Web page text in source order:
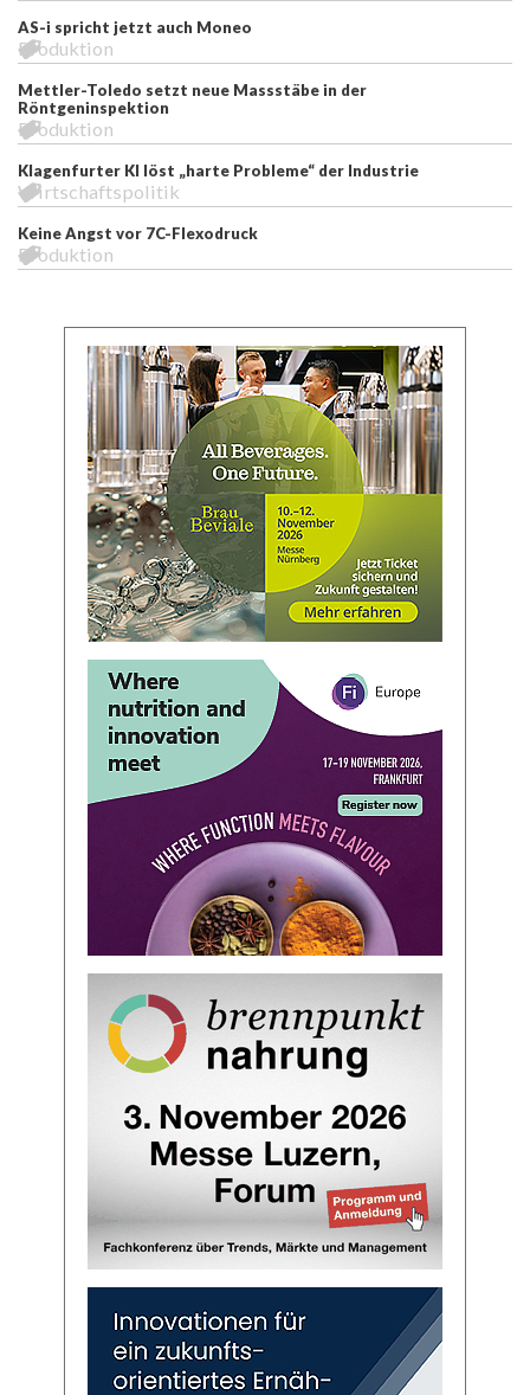
AS-i spricht jetzt auch Moneo
Produktion
Mettler-Toledo setzt neue Massstäbe in der
Röntgeninspektion
Produktion
Klagenfurter KI löst „harte Probleme“ der Industrie
Wirtschaftspolitik
Keine Angst vor 7C-Flexodruck
Produktion